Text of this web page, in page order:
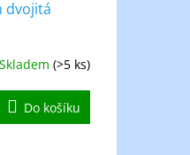
dvojitá
Skladem (>5 ks)
Do košíku